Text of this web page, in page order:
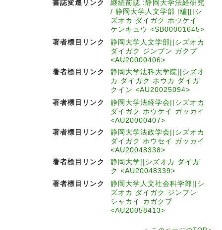
書誌変遷リンク
継続前誌 :靜岡大学法経研究
/ 静岡大学人文学部 [編]||シ
ズオカ ダイガク ホウケイ
ケンキュウ <SB00001645>
著者標目リンク
静岡大学人文学部||シズオカ
ダイガク ジンブン ガクブ
<AU20000406>
著者標目リンク
静岡大学法科大学院||シズオ
カ ダイガク ホウカ ダイガ
クイン <AU20025094>
著者標目リンク
静岡大学法経学会||シズオカ
ダイガク ホウケイ ガッカイ
<AU20000407>
著者標目リンク
静岡大学法政学会||シズオカ
ダイガク ホウセイ ガッカイ
<AU20048338>
著者標目リンク
静岡大学||シズオカ ダイガ
ク <AU20048339>
著者標目リンク
静岡大学人文社会科学部||シ
ズオカ ダイガク ジンブン
シャカイ カガクブ
<AU20058413>